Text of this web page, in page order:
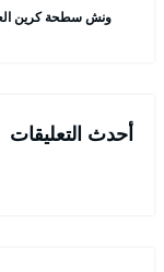
ونش سطحة كرين العدان 65557275 ونش سحب
أحدث التعليقات